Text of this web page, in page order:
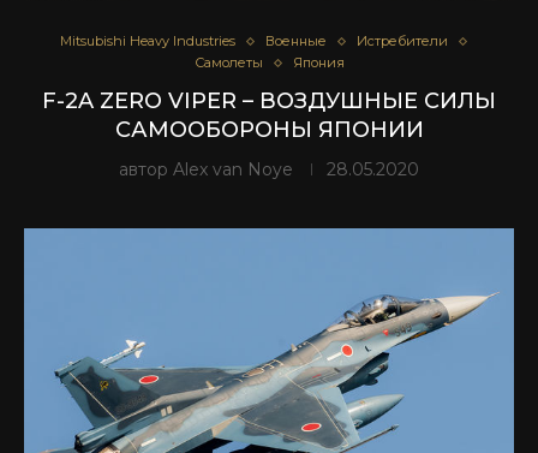
Mitsubishi Heavy Industries Военные
Истребители
Самолеты
Япония
F-2A ZERO VIPER – ВОЗДУШНЫЕ СИЛЫ
САМООБОРОНЫ ЯПОНИИ
автор Alex van Noye 28.05.2020